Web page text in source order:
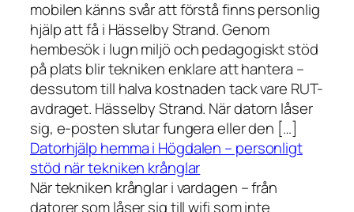
mobilen känns svår att förstå finns personlig
hjälp att få i Hässelby Strand. Genom
hembesök i lugn miljö och pedagogiskt stöd
på plats blir tekniken enklare att hantera –
dessutom till halva kostnaden tack vare RUT-
avdraget. Hässelby Strand. När datorn låser
sig, e-posten slutar fungera eller den […]
Datorhjälp hemma i Högdalen – personligt
stöd när tekniken krånglar
När tekniken krånglar i vardagen – från
datorer som låser sig till wifi som inte